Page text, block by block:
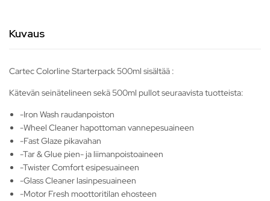
Kuvaus
Cartec Colorline Starterpack 500ml sisältää :
Kätevän seinätelineen sekä 500ml pullot seuraavista tuotteista:
-Iron Wash raudanpoiston
-Wheel Cleaner hapottoman vannepesuaineen
-Fast Glaze pikavahan
-Tar & Glue pien- ja liimanpoistoaineen
-Twister Comfort esipesuaineen
-Glass Cleaner lasinpesuaineen
-Motor Fresh moottoritilan ehosteen